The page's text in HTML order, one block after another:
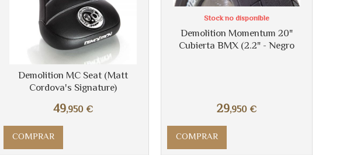
Demolition MC Seat (Matt
Cordova's Signature)
49,950 €
COMPRAR
Demolition Momentum 20"
Cubierta BMX (2.2" - Negro
29,950 €
Stock no disponible
COMPRAR